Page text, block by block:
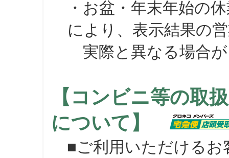
・お盆・年末年始の
により、表示結果の
実際と異なる場合が
【コンビニ等の取
について】
■ご利用いただけるお